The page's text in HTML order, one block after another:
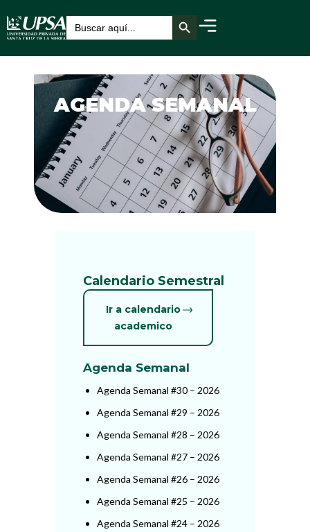
Buscar: Botón de búsqueda
AGENDA SEMANAL
Calendario Semestral
Ir a calendario
academico
Agenda Semanal
Agenda Semanal #30 – 2026
Agenda Semanal #29 – 2026
Agenda Semanal #28 – 2026
Agenda Semanal #27 – 2026
Agenda Semanal #26 – 2026
Agenda Semanal #25 – 2026
Agenda Semanal #24 – 2026